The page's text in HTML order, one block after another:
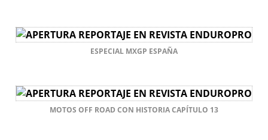
ESPECIAL MXGP ESPAÑA
MOTOS OFF ROAD CON HISTORIA CAPÍTULO 13